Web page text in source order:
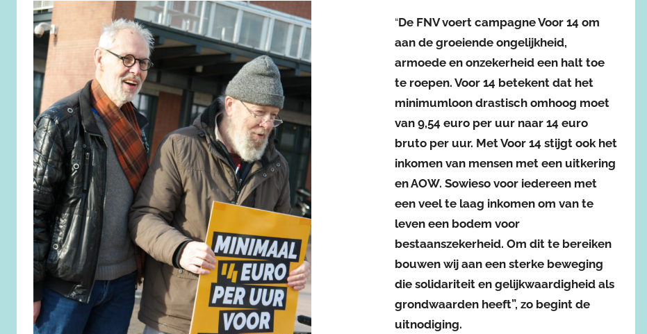
“De FNV voert campagne Voor 14 om
aan de groeiende ongelijkheid,
armoede en onzekerheid een halt toe
te roepen. Voor 14 betekent dat het
minimumloon drastisch omhoog moet
van 9,54 euro per uur naar 14 euro
bruto per uur. Met Voor 14 stijgt ook het
inkomen van mensen met een uitkering
en AOW. Sowieso voor iedereen met
een veel te laag inkomen om van te
leven een bodem voor
bestaanszekerheid. Om dit te bereiken
bouwen wij aan een sterke beweging
die solidariteit en gelijkwaardigheid als
grondwaarden heeft”, zo begint de
uitnodiging.